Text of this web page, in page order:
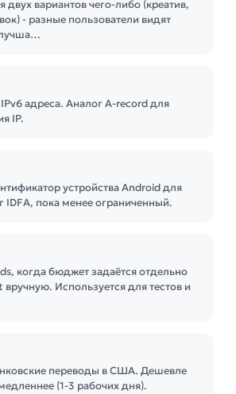
двух вариантов чего-либо (креатив,
- разные пользователи видят
адреса. Аналог A-record для
IP.
устройства Android для
IDFA, пока менее ограниченный.
когда бюджет задаётся отдельно
Используется для тестов и
переводы в США. Дешевле
(1-3 рабочих дня).